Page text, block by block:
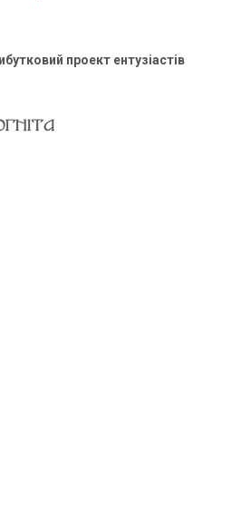
проект ентузіастів